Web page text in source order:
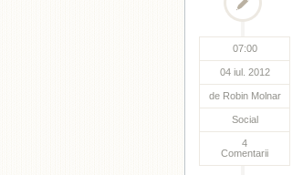
07:00
04 iul. 2012
de Robin Molnar
Social
4
Comentarii